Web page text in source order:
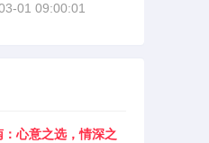
01 09:00:01
心意之选，情深之